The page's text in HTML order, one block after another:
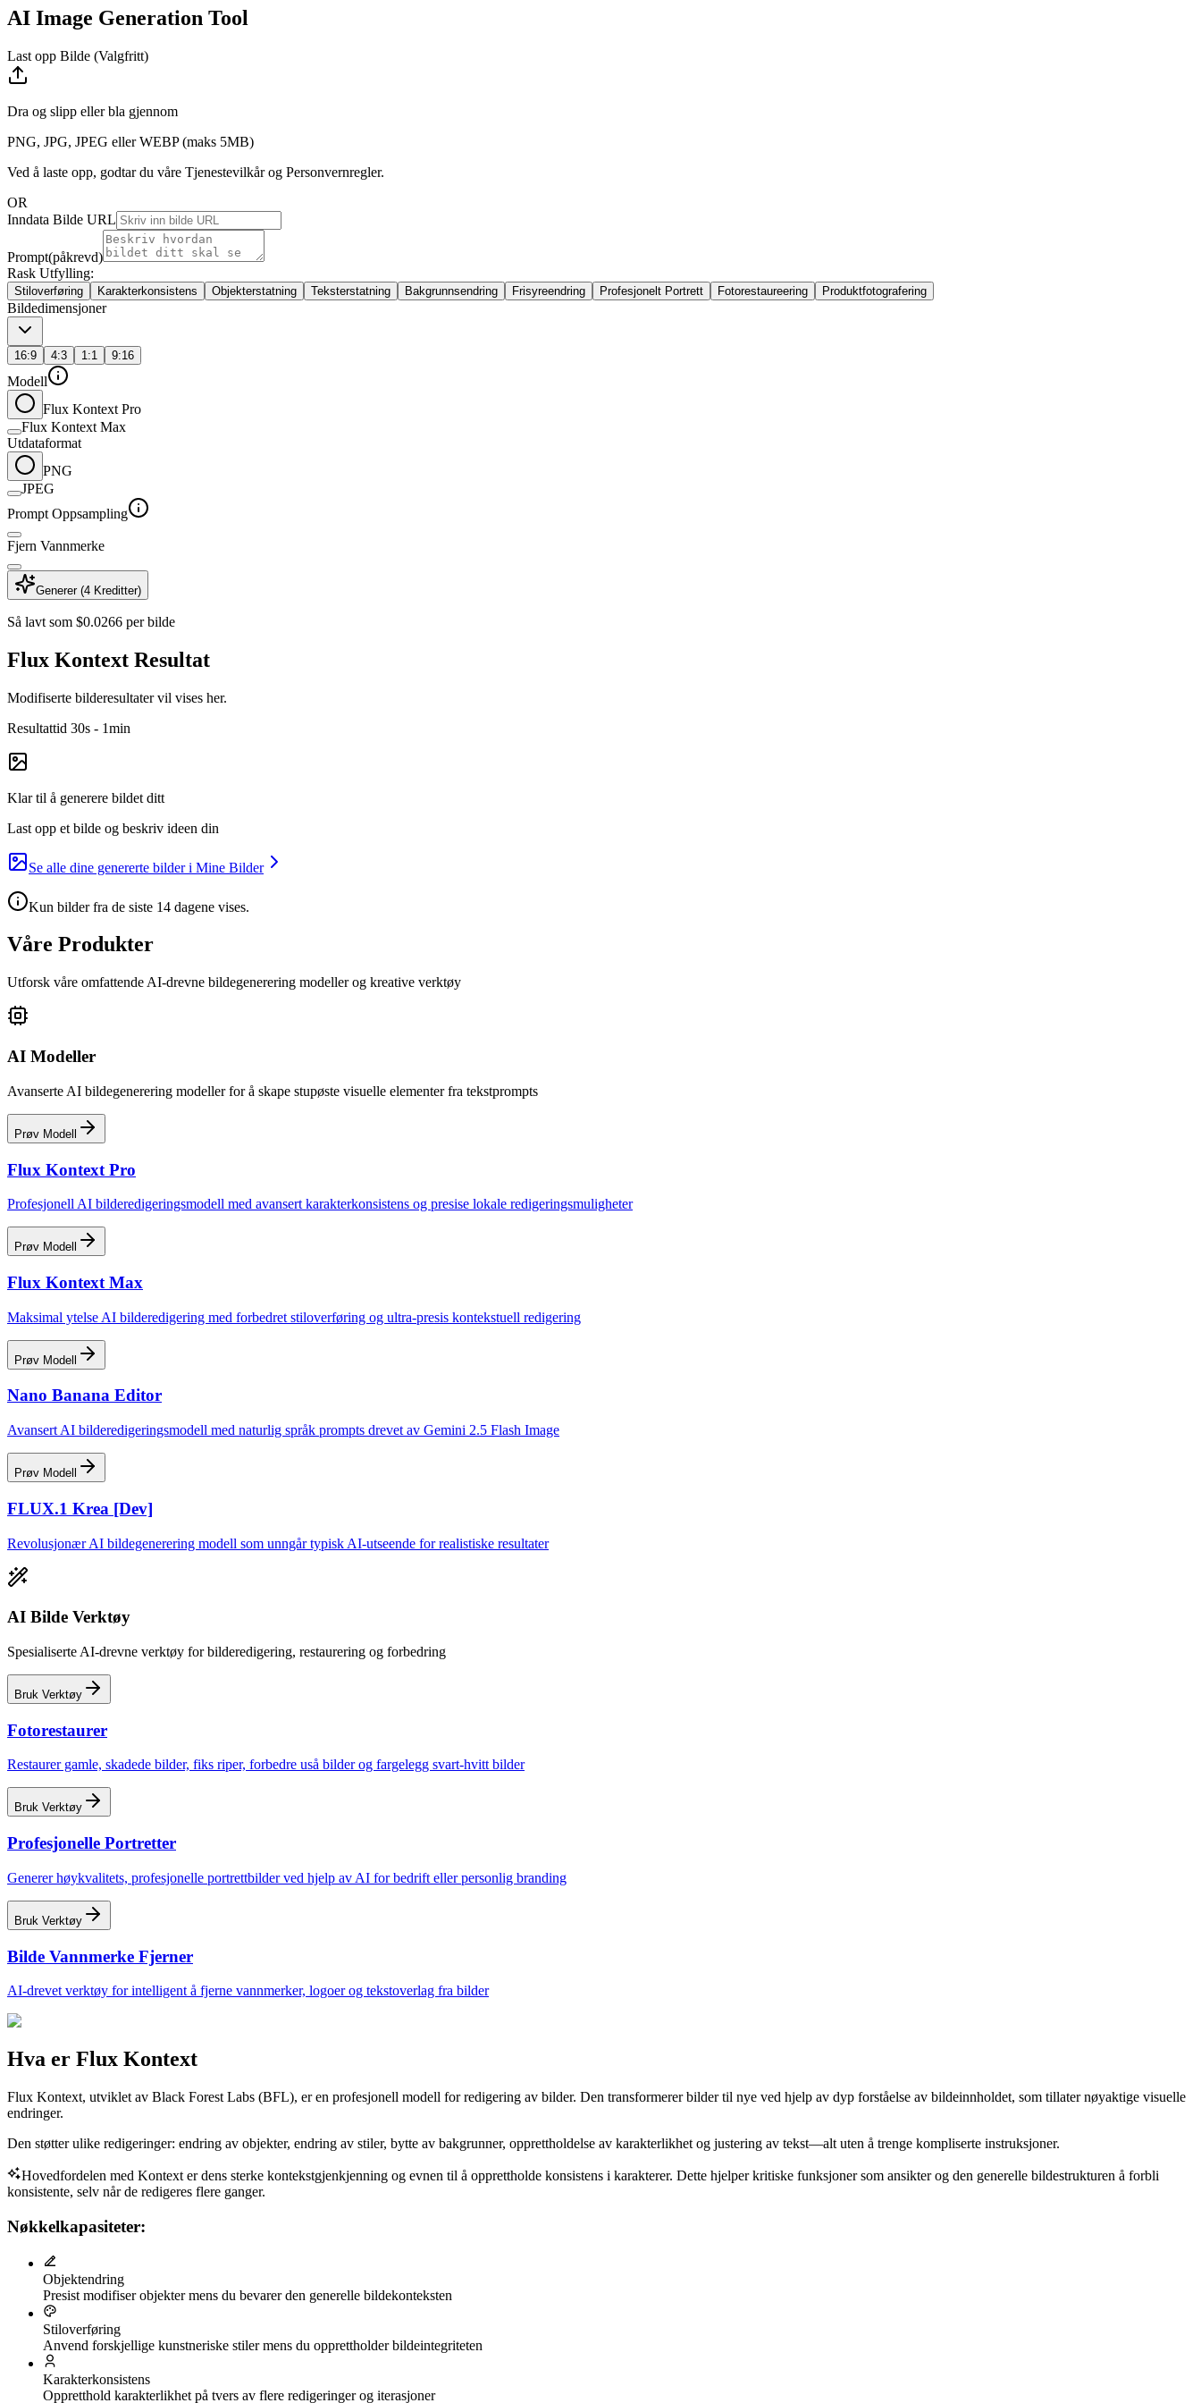
AI Image Generation Tool
Last opp Bilde (Valgfritt)
Dra og slipp eller bla gjennom
PNG, JPG, JPEG eller WEBP (maks 5MB)
Ved å laste opp, godtar du våre Tjenestevilkår og Personvernregler.
OR
Inndata Bilde URL
Prompt(påkrevd)
Rask Utfylling:
Stiloverføring Karakterkonsistens Objekterstatning Teksterstatning Bakgrunnsendring Frisyreendring Profesjonelt Portrett Fotorestaureering Produktfotografering
Bildedimensjoner
16:9 4:3 1:1 9:16
Modell
Flux Kontext Pro
Flux Kontext Max
Utdataformat
PNG
JPEG
Prompt Oppsampling
Fjern Vannmerke
Generer (4 Kreditter)
Så lavt som $0.0266 per bilde
Flux Kontext Resultat
Modifiserte bilderesultater vil vises her.
Resultattid 30s - 1min
Klar til å generere bildet ditt
Last opp et bilde og beskriv ideen din
Se alle dine genererte bilder i Mine Bilder
Kun bilder fra de siste 14 dagene vises.
Våre Produkter
Utforsk våre omfattende AI-drevne bildegenerering modeller og kreative verktøy
AI Modeller
Avanserte AI bildegenerering modeller for å skape stupøste visuelle elementer fra tekstprompts
Prøv Modell
Flux Kontext Pro
Profesjonell AI bilderedigeringsmodell med avansert karakterkonsistens og presise lokale redigeringsmuligheter
Prøv Modell
Flux Kontext Max
Maksimal ytelse AI bilderedigering med forbedret stiloverføring og ultra-presis kontekstuell redigering
Prøv Modell
Nano Banana Editor
Avansert AI bilderedigeringsmodell med naturlig språk prompts drevet av Gemini 2.5 Flash Image
Prøv Modell
FLUX.1 Krea [Dev]
Revolusjonær AI bildegenerering modell som unngår typisk AI-utseende for realistiske resultater
AI Bilde Verktøy
Spesialiserte AI-drevne verktøy for bilderedigering, restaurering og forbedring
Bruk Verktøy
Fotorestaurer
Restaurer gamle, skadede bilder, fiks riper, forbedre uså bilder og fargelegg svart-hvitt bilder
Bruk Verktøy
Profesjonelle Portretter
Generer høykvalitets, profesjonelle portrettbilder ved hjelp av AI for bedrift eller personlig branding
Bruk Verktøy
Bilde Vannmerke Fjerner
AI-drevet verktøy for intelligent å fjerne vannmerker, logoer og tekstoverlag fra bilder
Hva er Flux Kontext
Flux Kontext, utviklet av Black Forest Labs (BFL), er en profesjonell modell for redigering av bilder. Den transformerer bilder til nye ved hjelp av dyp forståelse av bildeinnholdet, som tillater nøyaktige visuelle
endringer.
Den støtter ulike redigeringer: endring av objekter, endring av stiler, bytte av bakgrunner, opprettholdelse av karakterlikhet og justering av tekst—alt uten å trenge kompliserte instruksjoner.
Hovedfordelen med Kontext er dens sterke kontekstgjenkjenning og evnen til å opprettholde konsistens i karakterer. Dette hjelper kritiske funksjoner som ansikter og den generelle bildestrukturen å forbli
konsistente, selv når de redigeres flere ganger.
Nøkkelkapasiteter:
Objektendring
Presist modifiser objekter mens du bevarer den generelle bildekonteksten
Stiloverføring
Anvend forskjellige kunstneriske stiler mens du opprettholder bildeintegriteten
Karakterkonsistens
Oppretthold karakterlikhet på tvers av flere redigeringer og iterasjoner